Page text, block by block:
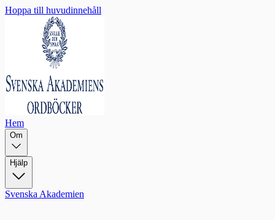
Hoppa till huvudinnehåll
Hem
Om
Hjälp
Svenska Akademien